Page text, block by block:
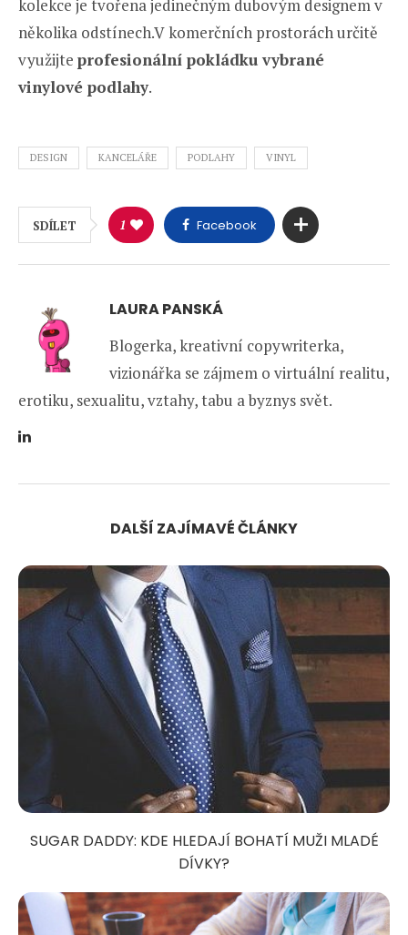
kolekce je tvořena jedinečným dubovým designem v
několika odstínech.V komerčních prostorách určitě
využijte profesionální pokládku vybrané
vinylové podlahy.
DESIGN KANCELÁŘE PODLAHY VINYL
SDÍLET 1 Facebook
LAURA PANSKÁ
Blogerka, kreativní copywriterka,
vizionářka se zájmem o virtuální realitu,
erotiku, sexualitu, vztahy, tabu a byznys svět.
DALŠÍ ZAJÍMAVÉ ČLÁNKY
SUGAR DADDY: KDE HLEDAJÍ BOHATÍ MUŽI MLADÉ
DÍVKY?